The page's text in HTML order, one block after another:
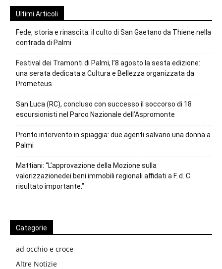
Ultimi Articoli
Fede, storia e rinascita: il culto di San Gaetano da Thiene nella
contrada di Palmi
Festival dei Tramonti di Palmi, l’8 agosto la sesta edizione:
una serata dedicata a Cultura e Bellezza organizzata da
Prometeus
San Luca (RC), concluso con successo il soccorso di 18
escursionisti nel Parco Nazionale dell’Aspromonte
Pronto intervento in spiaggia: due agenti salvano una donna a
Palmi
Mattiani: “L’approvazione della Mozione sulla
valorizzazionedei beni immobili regionali affidati a F. d. C.
risultato importante.”
Categorie
ad occhio e croce
Altre Notizie